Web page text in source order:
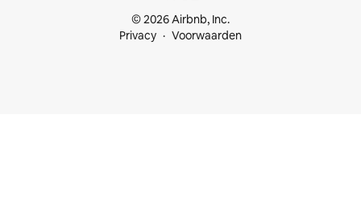
© 2026 Airbnb, Inc.
Privacy
Voorwaarden